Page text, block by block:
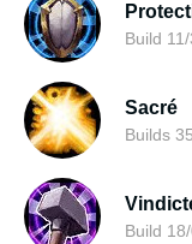
Build
Sacré
Builds
Build